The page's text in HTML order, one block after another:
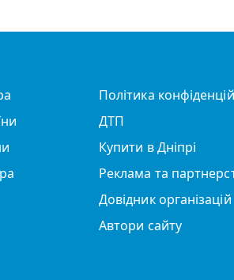
Політика
ДТП
Купити в Дніпрі
Реклама та
Довідник організацій
Автори сайту